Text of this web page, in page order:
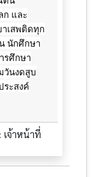
ก และ
เสพติดทุก
นักศึกษา
รศึกษา
วันงดสูบ
ระสงค์
เจ้าหน้าที่